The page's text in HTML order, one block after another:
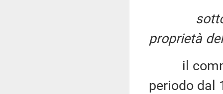
proprietà
il comma
periodo dal